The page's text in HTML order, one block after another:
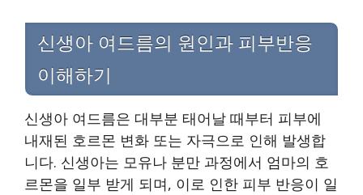
신생아 여드름의 원인과 피부반응
이해하기
신생아 여드름은 대부분 태어날 때부터 피부에
내재된 호르몬 변화 또는 자극으로 인해 발생합
니다. 신생아는 모유나 분만 과정에서 엄마의 호
르몬을 일부 받게 되며, 이로 인한 피부 반응이 일